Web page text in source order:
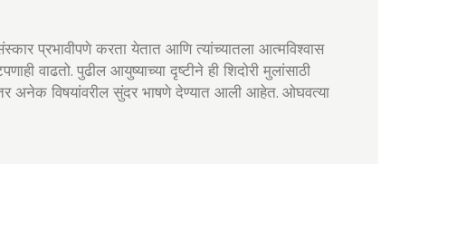
प्रभावीपणे करता येतात आणि त्यांच्यातला आत्मविश्वास
वाढतो. पुढील आयुष्याच्या दृष्टीने ही शिदोरी मुलांसाठी
अनेक विषयांवरील सुंदर भाषणे देण्यात आली आहेत. ओघवत्या